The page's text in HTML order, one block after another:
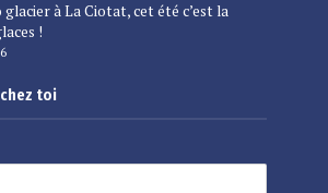
à La Ciotat, cet été c’est la
!
toi